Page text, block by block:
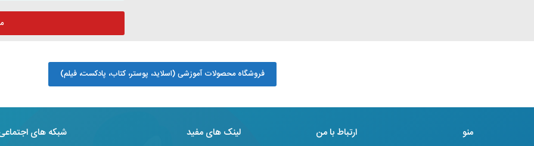
فروشگاه محصولات آموزشی (اسلاید، پوستر، کتاب، پادکست، فیلم)
منو ارتباط با من لینک های مفید شبکه های